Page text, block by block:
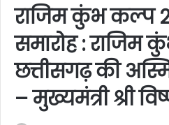
राजिम कुंभ कल्प
समारोह : राजिम
छत्तीसगढ़ की
– मुख्यमंत्री श्री